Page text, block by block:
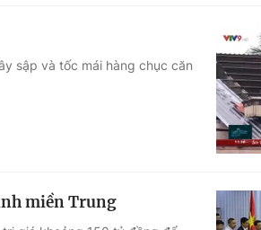
sập và tốc mái hàng chục căn
miền Trung